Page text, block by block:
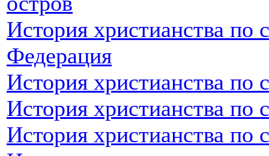
История христианства по
Федерация
История христианства по
История христианства
История христианства по